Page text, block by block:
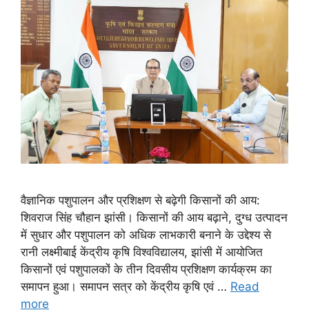
वैज्ञानिक पशुपालन और प्रशिक्षण से बढ़ेगी किसानों की आय:
शिवराज सिंह चौहान झांसी। किसानों की आय बढ़ाने, दुग्ध उत्पादन
में सुधार और पशुपालन को अधिक लाभकारी बनाने के उद्देश्य से
रानी लक्ष्मीबाई केंद्रीय कृषि विश्वविद्यालय, झांसी में आयोजित
किसानों एवं पशुपालकों के तीन दिवसीय प्रशिक्षण कार्यक्रम का
समापन हुआ। समापन सत्र को केंद्रीय कृषि एवं … Read
more